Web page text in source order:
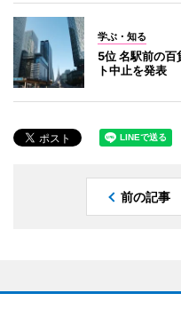
学ぶ・知る
5位 名駅前の
ト中止を発表
前の記事